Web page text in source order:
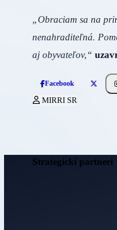
„Obraciam sa na
nenahraditeľná.
aj obyvateľov,“
Facebook
MIRRI SR
Strategickí partneri